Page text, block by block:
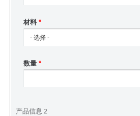
材料 *
数量 *
产品信息 2